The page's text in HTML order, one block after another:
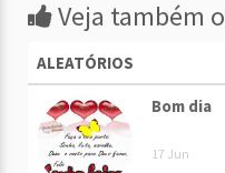
Veja também
ALEATÓRIOS
Bom dia
17 Jun